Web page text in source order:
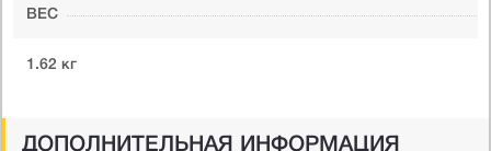
ВЕС
1.62 кг
ДОПОЛНИТЕЛЬНАЯ ИНФОРМАЦИЯ